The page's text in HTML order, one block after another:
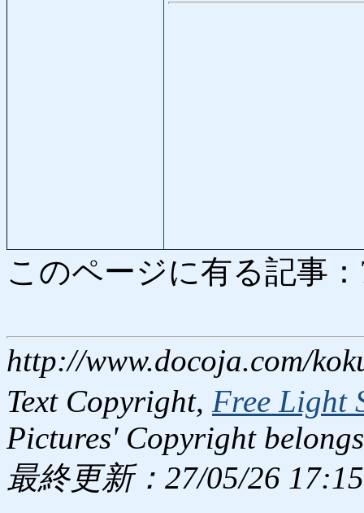
このページに有る記事
http://www.docoja.com/
Text Copyright, Free Light
Pictures' Copyright
最終更新：27/05/26 17:15